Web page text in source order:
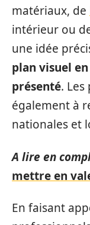
matériaux, de
intérieur ou
une idée
plan visuel
présenté.
également à
nationales et
A lire en
mettre en
En faisant